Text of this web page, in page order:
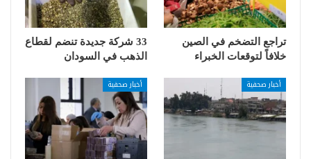
تراجع التضخم في الصين
خلافاً لتوقعات الخبراء
33 شركة جديدة تنضم لقطاع
الذهب في السودان
أخبار صحفية أخبار صحفية